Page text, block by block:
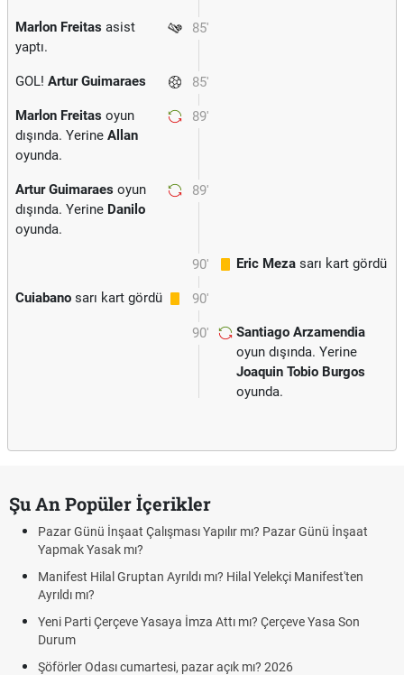
85'
Marlon Freitas asist
yaptı.
85'
GOL! Artur Guimaraes
89'
Marlon Freitas oyun
dışında. Yerine Allan
oyunda.
89'
Artur Guimaraes oyun
dışında. Yerine Danilo
oyunda.
90' Eric Meza sarı kart gördü
90'
Cuiabano sarı kart gördü
90'
Santiago Arzamendia
oyun dışında. Yerine
Joaquin Tobio Burgos
oyunda.
Şu An Popüler İçerikler
Pazar Günü İnşaat Çalışması Yapılır mı? Pazar Günü İnşaat
Yapmak Yasak mı?
Manifest Hilal Gruptan Ayrıldı mı? Hilal Yelekçi Manifest'ten
Ayrıldı mı?
Yeni Parti Çerçeve Yasaya İmza Attı mı? Çerçeve Yasa Son
Durum
Şöförler Odası cumartesi, pazar açık mı? 2026